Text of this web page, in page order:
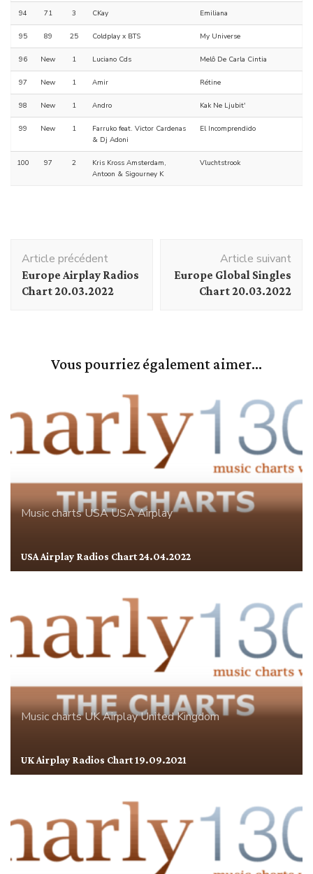
94 71 3 CKay Emiliana
95 89 25 Coldplay x BTS My Universe
96 New 1 Luciano Cds Melô De Carla Cintia
97 New 1 Amir Rétine
98 New 1 Andro Kak Ne Ljubitʹ
99 New 1
Farruko feat. Victor Cardenas
& Dj Adoni
El Incomprendido
100 97 2
Kris Kross Amsterdam,
Antoon & Sigourney K
Vluchtstrook
d'article
Article précédent
Europe Airplay Radios
Chart 20.03.2022
Article suivant
Europe Global Singles
Chart 20.03.2022
Vous pourriez également aimer...
Music chartsUSAUSA Airplay
USA Airplay Radios Chart 24.04.2022
Music chartsUK AirplayUnited Kingdom
UK Airplay Radios Chart 19.09.2021